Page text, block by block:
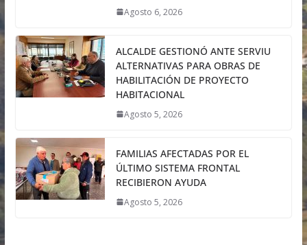
Agosto 6, 2026
ALCALDE GESTIONÓ ANTE SERVIU
ALTERNATIVAS PARA OBRAS DE
HABILITACIÓN DE PROYECTO
HABITACIONAL
Agosto 5, 2026
FAMILIAS AFECTADAS POR EL
ÚLTIMO SISTEMA FRONTAL
RECIBIERON AYUDA
Agosto 5, 2026